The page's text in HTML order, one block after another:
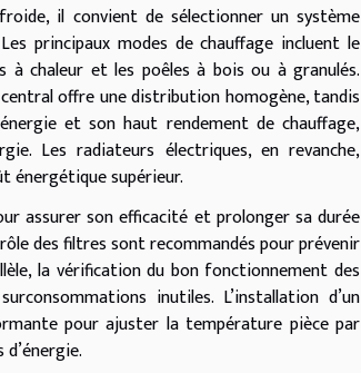
il convient de sélectionner un système
principaux modes de chauffage incluent le
à chaleur et les poêles à bois ou à granulés.
offre une distribution homogène, tandis
et son haut rendement de chauffage,
Les radiateurs électriques, en revanche,
énergétique supérieur.
assurer son efficacité et prolonger sa durée
des filtres sont recommandés pour prévenir
la vérification du bon fonctionnement des
inutiles. L’installation d’un
pour ajuster la température pièce par